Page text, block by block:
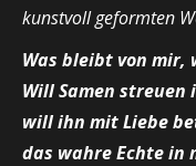
kunstvoll geformten
Was bleibt von mir,
Will Samen streuen
will ihn mit Liebe
das wahre Echte in